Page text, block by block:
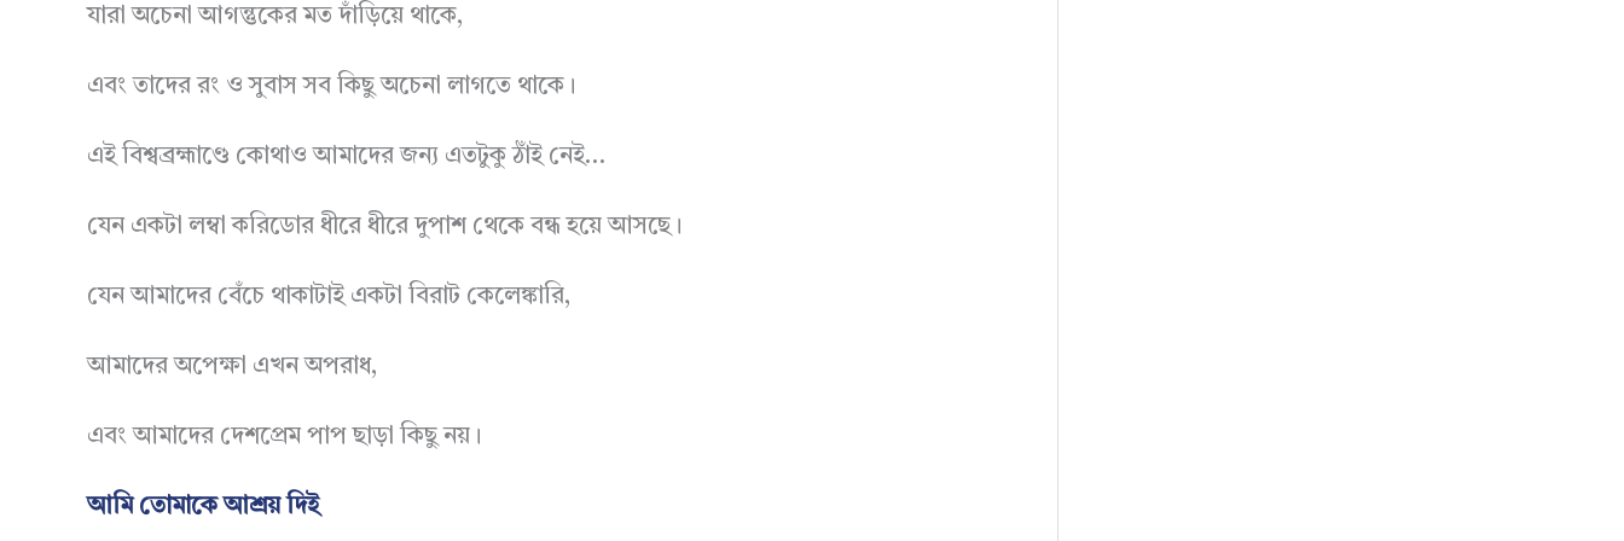
যারা অচেনা আগন্তুকের মত দাঁড়িয়ে থাকে,
এবং তাদের রং ও সুবাস সব কিছু অচেনা লাগতে থাকে।
এই বিশ্বব্রহ্মাণ্ডে কোথাও আমাদের জন্য এতটুকু ঠাঁই নেই…
যেন একটা লম্বা করিডোর ধীরে ধীরে দুপাশ থেকে বন্ধ হয়ে আসছে।
যেন আমাদের বেঁচে থাকাটাই একটা বিরাট কেলেঙ্কারি,
আমাদের অপেক্ষা এখন অপরাধ,
এবং আমাদের দেশপ্রেম পাপ ছাড়া কিছু নয়।
আমি তোমাকে আশ্রয় দিই